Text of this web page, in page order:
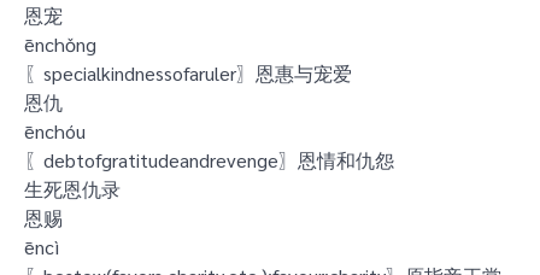
恩宠
ēnchǒng
〖specialkindnessofaruler〗恩惠与宠爱
恩仇
ēnchóu
〖debtofgratitudeandrevenge〗恩情和仇怨
生死恩仇录
恩赐
ēncì